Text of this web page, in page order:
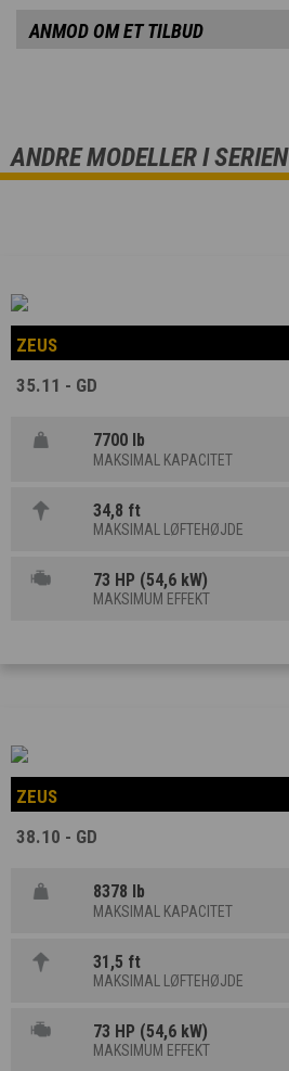
ANMOD OM ET TILBUD
ANDRE MODELLER I SERIEN
ZEUS
35.11 - GD
7700 lb
MAKSIMAL KAPACITET
34,8 ft
MAKSIMAL LØFTEHØJDE
73 HP (54,6 kW)
MAKSIMUM EFFEKT
ZEUS
38.10 - GD
8378 lb
MAKSIMAL KAPACITET
31,5 ft
MAKSIMAL LØFTEHØJDE
73 HP (54,6 kW)
MAKSIMUM EFFEKT